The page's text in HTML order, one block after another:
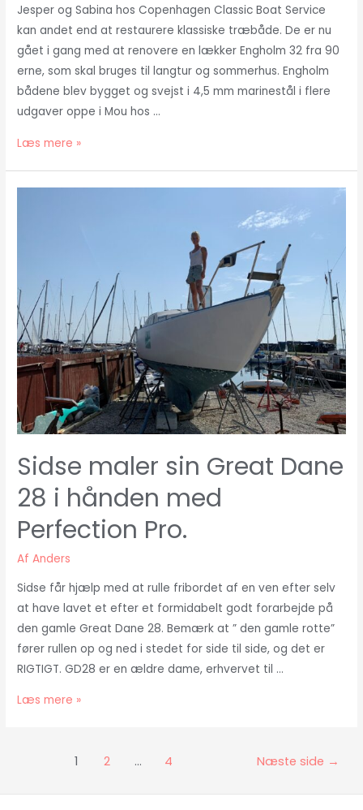
farve.
Jesper og Sabina hos Copenhagen Classic Boat Service
kan andet end at restaurere klassiske træbåde. De er nu
gået i gang med at renovere en lækker Engholm 32 fra 90
erne, som skal bruges til langtur og sommerhus. Engholm
bådene blev bygget og svejst i 4,5 mm marinestål i flere
udgaver oppe i Mou hos …
Sådan
Læs mere »
Sidse maler sin Great Dane
28 i hånden med
Perfection Pro.
AfAnders
Sidse får hjælp med at rulle fribordet af en ven efter selv
at have lavet et efter et formidabelt godt forarbejde på
den gamle Great Dane 28. Bemærk at ” den gamle rotte”
fører rullen op og ned i stedet for side til side, og det er
RIGTIGT. GD28 er en ældre dame, erhvervet til …
Sidse
Læs mere »
Indlægsinddeling
1 2 … 4 Næste side →